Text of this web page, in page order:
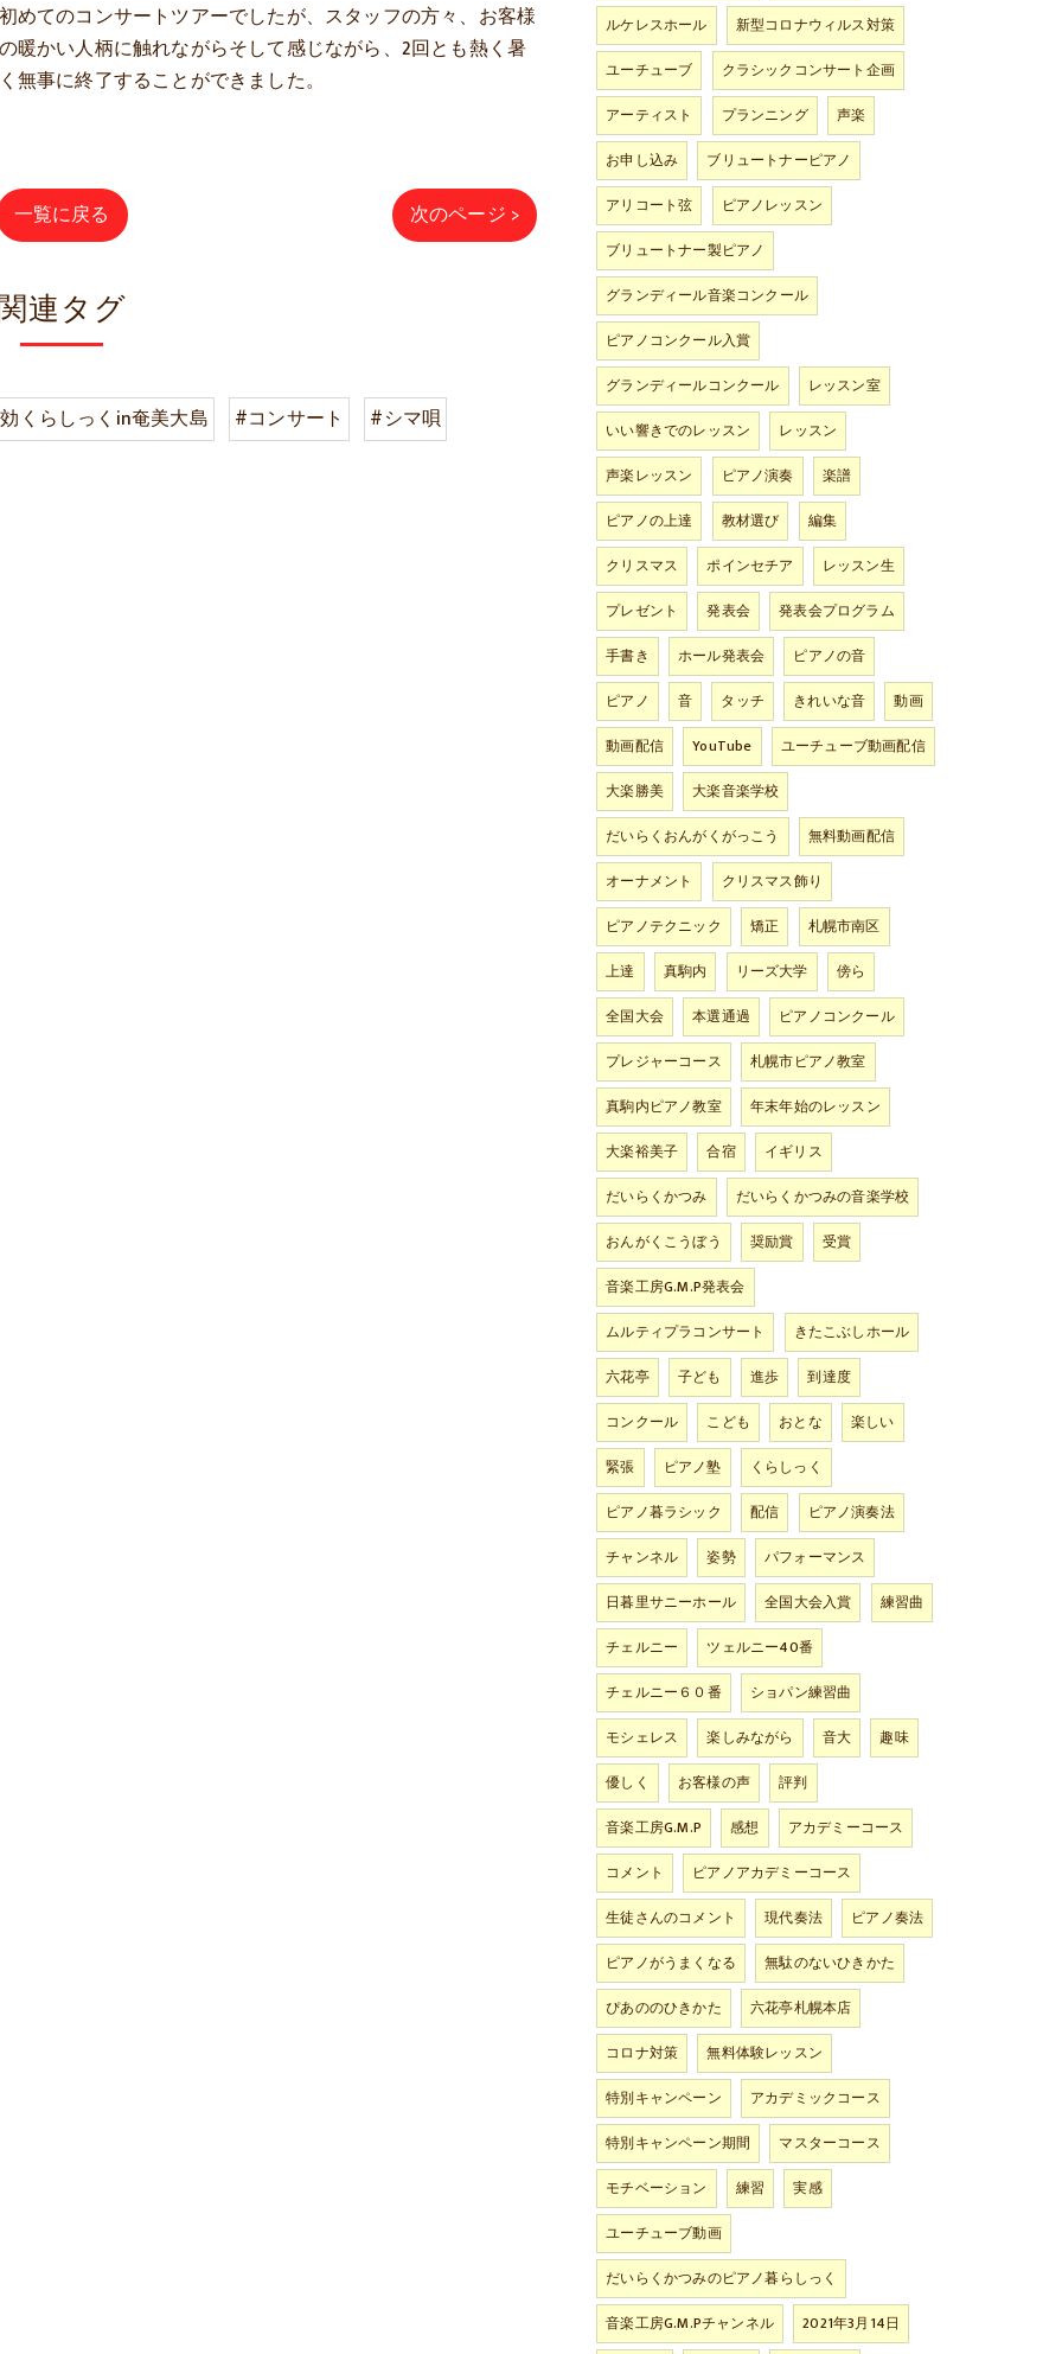
初めてのコンサートツアーでしたが、スタッフの方々、お客様
の暖かい人柄に触れながらそして感じながら、2回とも熱く暑
く無事に終了することができました。
一覧に戻る 次のページ >
連タグ
くらしっくin奄美大島 #コンサート #シマ唄
ルケレスホール
新型コロナウィルス対策
ユーチューブ
クラシックコンサート企画
アーティスト
プランニング
声楽
お申し込み
ブリュートナーピアノ
アリコート弦
ピアノレッスン
ブリュートナー製ピアノ
グランディール音楽コンクール
ピアノコンクール入賞
グランディールコンクール
レッスン室
いい響きでのレッスン
レッスン
声楽レッスン
ピアノ演奏
楽譜
ピアノの上達
教材選び
編集
クリスマス
ポインセチア
レッスン生
プレゼント
発表会
発表会プログラム
手書き
ホール発表会
ピアノの音
ピアノ
音 タッチ きれいな音
動画
動画配信
YouTube
ユーチューブ動画配信
大楽勝美
大楽音楽学校
だいらくおんがくがっこう
無料動画配信
オーナメント
クリスマス飾り
ピアノテクニック
矯正
札幌市南区
上達
真駒内 リーズ大学
傍ら
全国大会
本選通過
ピアノコンクール
プレジャーコース
札幌市ピアノ教室
真駒内ピアノ教室
年末年始のレッスン
大楽裕美子
合宿
イギリス
だいらくかつみ
だいらくかつみの音楽学校
おんがくこうぼう
奨励賞
受賞
音楽工房G.M.P発表会
ムルティプラコンサート
きたこぶしホール
六花亭
子ども 進歩
到達度
コンクール
こども おとな
楽しい
緊張
ピアノ塾
くらしっく
ピアノ暮ラシック
配信
ピアノ演奏法
チャンネル
姿勢
パフォーマンス
日暮里サニーホール
全国大会入賞
練習曲
チェルニー
ツェルニー40番
チェルニー６０番
ショパン練習曲
モシェレス
楽しみながら 音大
趣味
優しく
お客様の声
評判
音楽工房G.M.P
感想
アカデミーコース
コメント
ピアノアカデミーコース
生徒さんのコメント
現代奏法
ピアノ奏法
ピアノがうまくなる
無駄のないひきかた
ぴあののひきかた
六花亭札幌本店
コロナ対策
無料体験レッスン
特別キャンペーン
アカデミックコース
特別キャンペーン期間
マスターコース
モチベーション
練習
実感
ユーチューブ動画
だいらくかつみのピアノ暮らしっく
音楽工房G.M.Pチャンネル
2021年3月14日